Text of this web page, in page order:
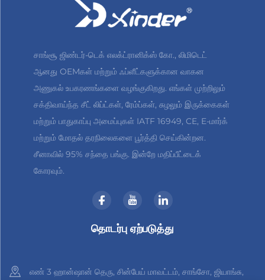
சாங்சூ ஜிண்டர்-டெக் எலக்ட்ரானிக்ஸ் கோ., லிமிடெட்
ஆனது OEMகள் மற்றும் ஃப்ளீட்களுக்கான வாகன
அணுகல் உபகரணங்களை வழங்குகிறது. எங்கள் முற்றிலும்
சக்திவாய்ந்த சீட் லிப்ட்கள், ரேம்ப்கள், சுழலும் இருக்கைகள்
மற்றும் பாதுகாப்பு அமைப்புகள் IATF 16949, CE, E-மார்க்
மற்றும் மோதல் தரநிலைகளை பூர்த்தி செய்கின்றன.
சீனாவில் 95% சந்தை பங்கு. இன்றே மதிப்பீட்டைக்
கோரவும்.
தொடர்பு ஏற்படுத்து
எண் 3 ஹான்ஷான் தெரு, சின்பேய் மாவட்டம், சாங்சோ, ஜியாங்சு,